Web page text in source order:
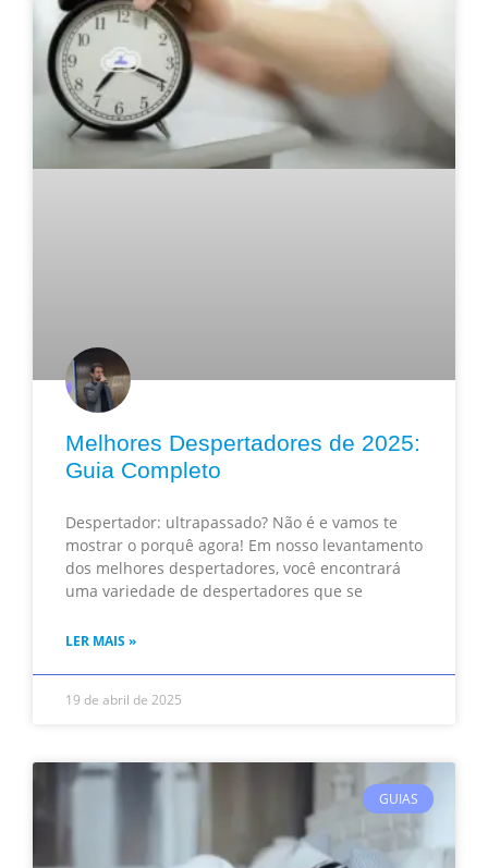
Melhores Despertadores de 2025:
Guia Completo
Despertador: ultrapassado? Não é e vamos te
mostrar o porquê agora! Em nosso levantamento
dos melhores despertadores, você encontrará
uma variedade de despertadores que se
LER MAIS »
19 de abril de 2025
GUIAS